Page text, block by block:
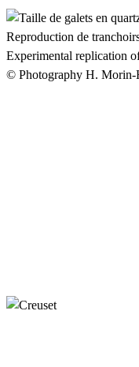
Reproduction de
Experimental replication
© Photography H. Morin-